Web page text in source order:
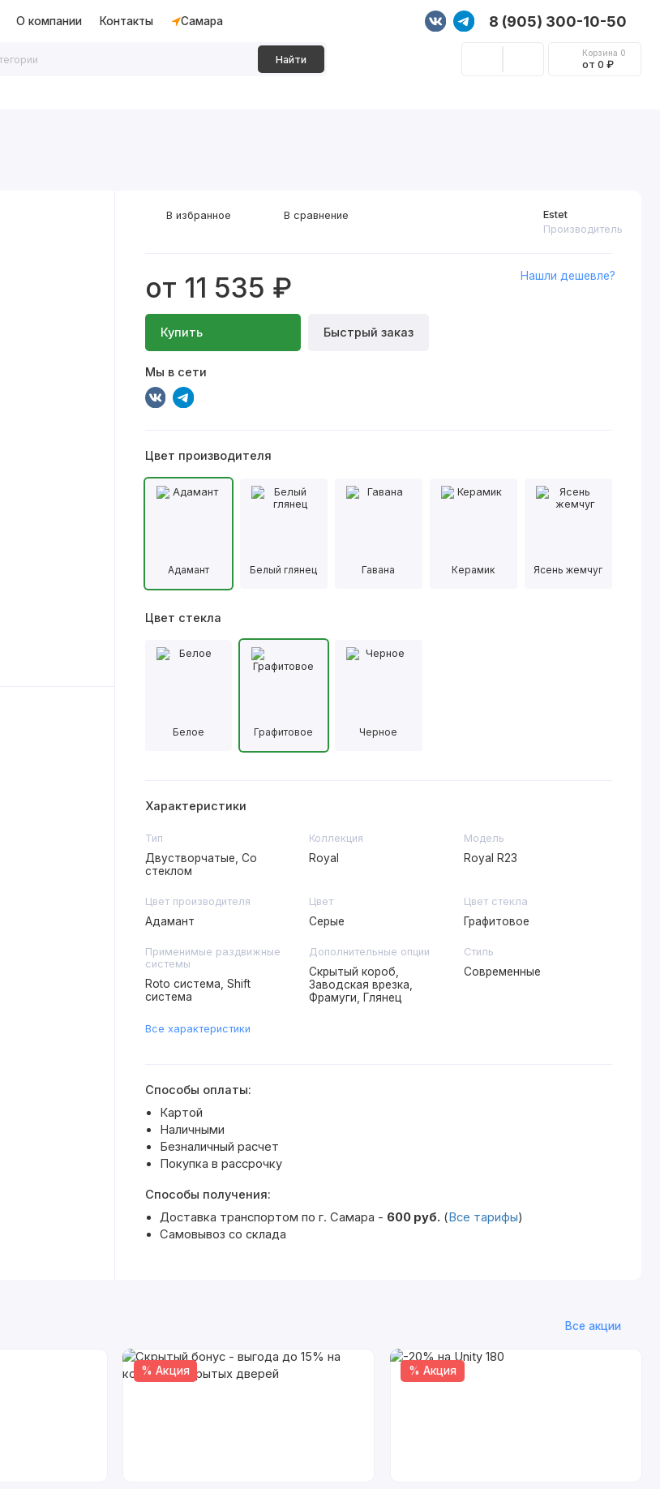
О компании Контакты Самара 8 (905) 300-10-50
Найти
Корзина 0
от 0 ₽
Estet
Производитель
от 11 535 ₽
Купить Быстрый заказ
Нашли дешевле?
Мы в сети
В избранное В сравнение
Цвет производителя
Адамант Белый глянец Гавана Керамик Ясень жемчуг
Цвет стекла
Белое Графитовое Черное
Характеристики
Тип
Двустворчатые, Со
стеклом
Коллекция
Royal
Модель
Royal R23
Цвет производителя
Адамант
Цвет
Серые
Цвет стекла
Графитовое
Применимые раздвижные
системы
Roto система, Shift
система
Дополнительные опции
Скрытый короб,
Заводская врезка,
Фрамуги, Глянец
Стиль
Современные
Все характеристики
Способы оплаты:
Картой
Наличными
Безналичный расчет
Покупка в рассрочку
Способы получения:
Доставка транспортом по г. Самара - 600 руб. (Все тарифы)
Самовывоз со склада
Все акции
% Акция % Акция